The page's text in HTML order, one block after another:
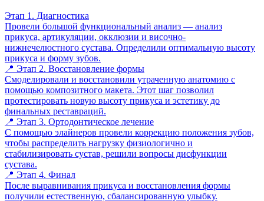
Этап 1. Диагностика
Провели большой функциональный анализ — анализ
прикуса, артикуляции, окклюзии и височно-
нижнечелюстного сустава. Определили оптимальную высоту
прикуса и форму зубов.
📍 Этап 2. Восстановление формы
Смоделировали и восстановили утраченную анатомию с
помощью композитного макета. Этот шаг позволил
протестировать новую высоту прикуса и эстетику до
финальных реставраций.
📍 Этап 3. Ортодонтическое лечение
С помощью элайнеров провели коррекцию положения зубов,
чтобы распределить нагрузку физиологично и
стабилизировать сустав, решили вопросы дисфункции
сустава.
📍 Этап 4. Финал
После выравнивания прикуса и восстановления формы
получили естественную, сбалансированную улыбку.